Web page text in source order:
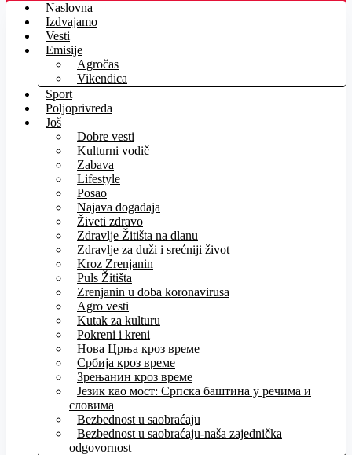
Naslovna
Izdvajamo
Vesti
Emisije
Agročas
Vikendica
Sport
Poljoprivreda
Još
Dobre vesti
Kulturni vodič
Zabava
Lifestyle
Posao
Najava događaja
Živeti zdravo
Zdravlje Žitišta na dlanu
Zdravlje za duži i srećniji život
Kroz Zrenjanin
Puls Žitišta
Zrenjanin u doba koronavirusa
Agro vesti
Kutak za kulturu
Pokreni i kreni
Нова Црња кроз време
Србија кроз време
Зрењанин кроз време
Језик као мост: Српска баштина у речима и
словима
Bezbednost u saobraćaju
Bezbednost u saobraćaju-naša zajednička
odgovornost